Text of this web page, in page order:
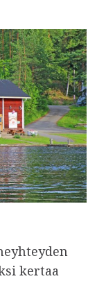
kertaa